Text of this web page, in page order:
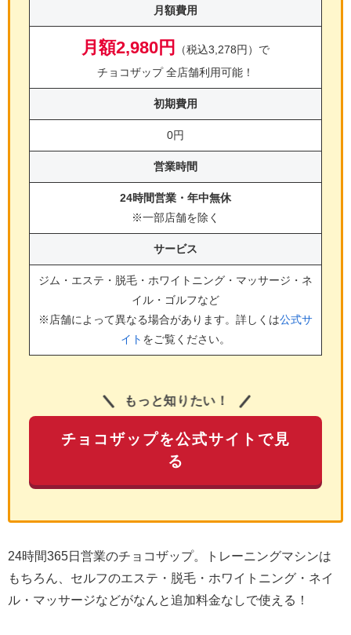
月額費用
月額2,980円
（税込3,278円）で
チョコザップ 全店舗利用可能！
初期費用
0円
営業時間
24時間営業・年中無休
※一部店舗を除く
サービス
ジム・エステ・脱毛・ホワイトニング・マッサージ・ネ
イル・ゴルフなど
※店舗によって異なる場合があります。詳しくは公式サ
イト をご覧ください。
もっと知りたい！
チョコザップを公式サイトで見
る
24時間365日営業のチョコザップ。トレーニングマシンは
もちろん、セルフのエステ・脱毛・ホワイトニング・ネイ
ル・マッサージなどがなんと追加料金なしで使える！